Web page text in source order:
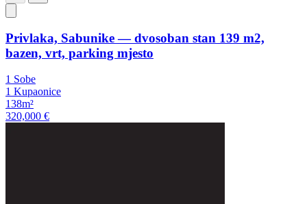
Privlaka, Sabunike — dvosoban stan 139 m2,
bazen, vrt, parking mjesto
1 Sobe
1 Kupaonice
138m²
320,000 €